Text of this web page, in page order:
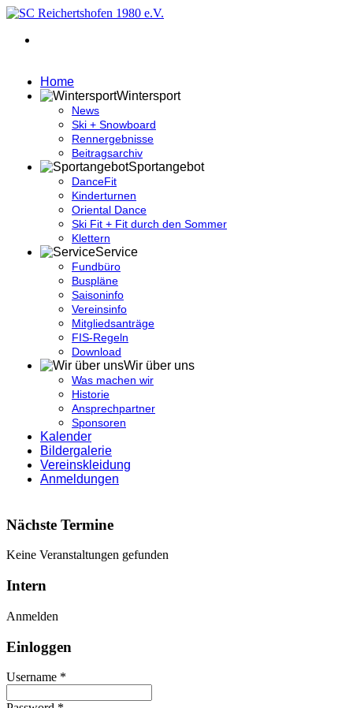
Home
Wintersport
News
Ski + Snowboard
Rennergebnisse
Beitragsarchiv
Sportangebot
DanceFit
Kinderturnen
Oriental Dance
Ski Fit + Fit durch den Sommer
Klettern
Service
Fundbüro
Buspläne
Saisoninfo
Vereinsinfo
Mitgliedsanträge
FIS-Regeln
Download
Wir über uns
Was machen wir
Historie
Ansprechpartner
Sponsoren
Kalender
Bildergalerie
Vereinskleidung
Anmeldungen
Nächste Termine
Keine Veranstaltungen gefunden
Intern
Anmelden
Einloggen
Username *